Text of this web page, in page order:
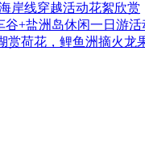
岸线穿越活动花絮欣赏
谷+盐洲岛休闲一日游
赏荷花，鲤鱼洲摘火龙